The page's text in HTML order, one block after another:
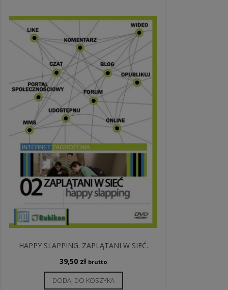
HAPPY SLAPPING. ZAPLĄTANI W SIEĆ.
39,50 zł brutto
DODAJ DO KOSZYKA